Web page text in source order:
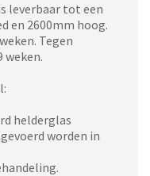
leverbaar tot een
en 2600mm hoog.
Tegen
weken.
helderglas
worden in